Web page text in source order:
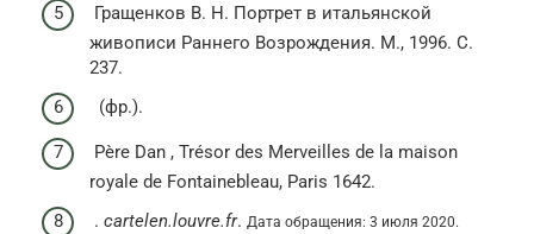
Гращенков В. Н. Портрет в итальянской
живописи Раннего Возрождения. М., 1996. С.
237.
(фр.).
Père Dan , Trésor des Merveilles de la maison
royale de Fontainebleau, Paris 1642.
. cartelen.louvre.fr. Дата обращения: 3 июля 2020.